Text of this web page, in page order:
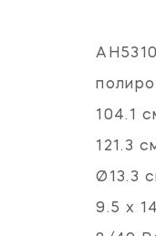
104.1
121.3
Ø13.3
9.5 х